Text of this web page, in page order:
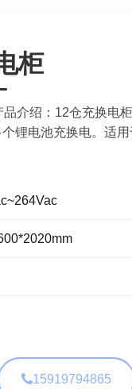
柜
介绍：12仓充换电
锂电池充换电。适
15919794865